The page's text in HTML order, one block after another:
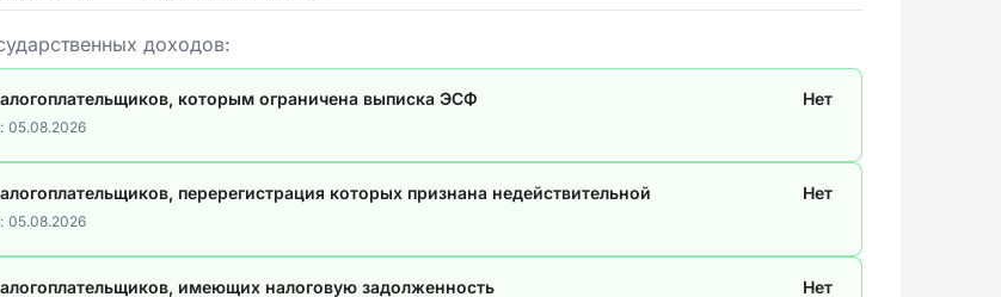
доходов:
которым ограничена выписка ЭСФ Нет
05.08.2026
перерегистрация которых признана недействительной Нет
05.08.2026
имеющих налоговую задолженность Нет